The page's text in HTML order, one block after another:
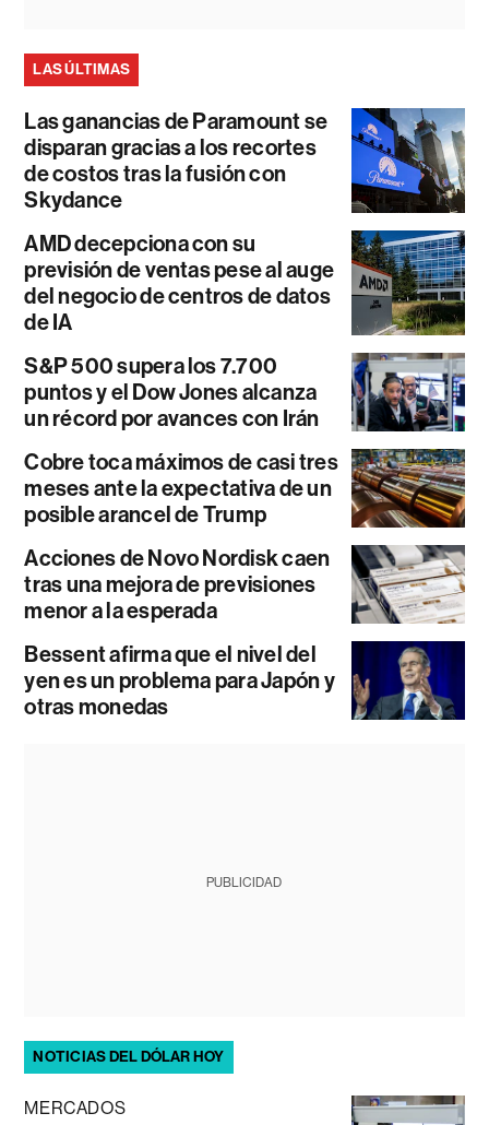
LAS ÚLTIMAS
Las ganancias de Paramount se
disparan gracias a los recortes
de costos tras la fusión con
Skydance
AMD decepciona con su
previsión de ventas pese al auge
del negocio de centros de datos
de IA
S&P 500 supera los 7.700
puntos y el Dow Jones alcanza
un récord por avances con Irán
Cobre toca máximos de casi tres
meses ante la expectativa de un
posible arancel de Trump
Acciones de Novo Nordisk caen
tras una mejora de previsiones
menor a la esperada
Bessent afirma que el nivel del
yen es un problema para Japón y
otras monedas
PUBLICIDAD
NOTICIAS DEL DÓLAR HOY
MERCADOS